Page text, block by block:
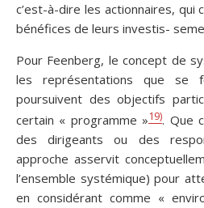
c’est-à-dire les actionnaires, qui
bénéfices de leurs investis-
Pour Feenberg, le concept de
les représentations que se
poursuivent des objectifs
certain « programme »19). Que
des dirigeants ou des
approche asservit
l’ensemble systémique) pour
en considérant comme «